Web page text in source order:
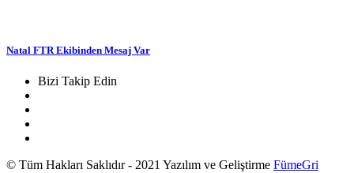
Natal FTR Ekibinden Mesaj Var
Bizi Takip Edin
© Tüm Hakları Saklıdır - 2021 Yazılım ve Geliştirme FümeGri